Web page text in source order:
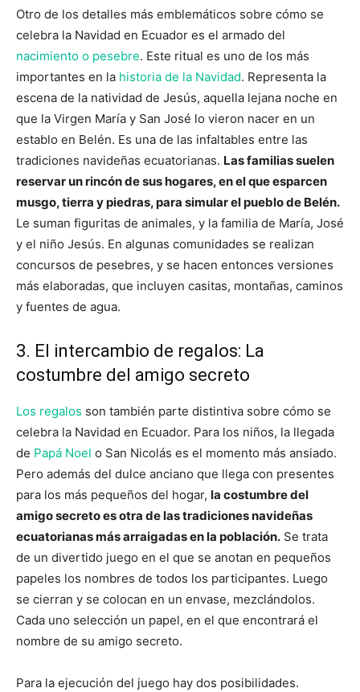
Otro de los detalles más emblemáticos sobre cómo se
celebra la Navidad en Ecuador es el armado del
nacimiento o pesebre. Este ritual es uno de los más
importantes en la historia de la Navidad. Representa la
escena de la natividad de Jesús, aquella lejana noche en
que la Virgen María y San José lo vieron nacer en un
establo en Belén. Es una de las infaltables entre las
tradiciones navideñas ecuatorianas. Las familias suelen
reservar un rincón de sus hogares, en el que esparcen
musgo, tierra y piedras, para simular el pueblo de Belén.
Le suman figuritas de animales, y la familia de María, José
y el niño Jesús. En algunas comunidades se realizan
concursos de pesebres, y se hacen entonces versiones
más elaboradas, que incluyen casitas, montañas, caminos
y fuentes de agua.
3. El intercambio de regalos: La
costumbre del amigo secreto
Los regalos son también parte distintiva sobre cómo se
celebra la Navidad en Ecuador. Para los niños, la llegada
de Papá Noel o San Nicolás es el momento más ansiado.
Pero además del dulce anciano que llega con presentes
para los más pequeños del hogar, la costumbre del
amigo secreto es otra de las tradiciones navideñas
ecuatorianas más arraigadas en la población. Se trata
de un divertido juego en el que se anotan en pequeños
papeles los nombres de todos los participantes. Luego
se cierran y se colocan en un envase, mezclándolos.
Cada uno selección un papel, en el que encontrará el
nombre de su amigo secreto.
Para la ejecución del juego hay dos posibilidades.